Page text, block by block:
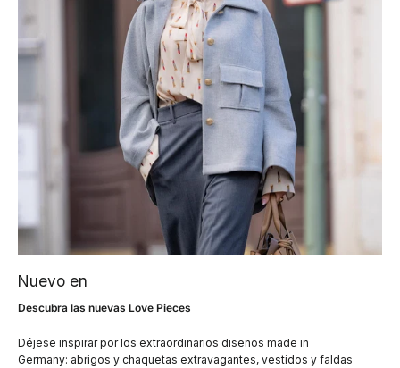
Nuevo en
Descubra las nuevas Love Pieces
Déjese inspirar por los extraordinarios diseños made in
Germany: abrigos y chaquetas extravagantes, vestidos y faldas